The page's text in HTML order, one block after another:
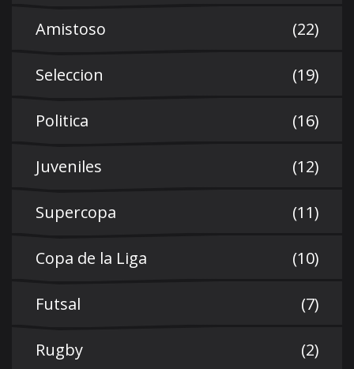
Amistoso (22)
Seleccion (19)
Politica (16)
Juveniles (12)
Supercopa (11)
Copa de la Liga (10)
Futsal (7)
Rugby (2)